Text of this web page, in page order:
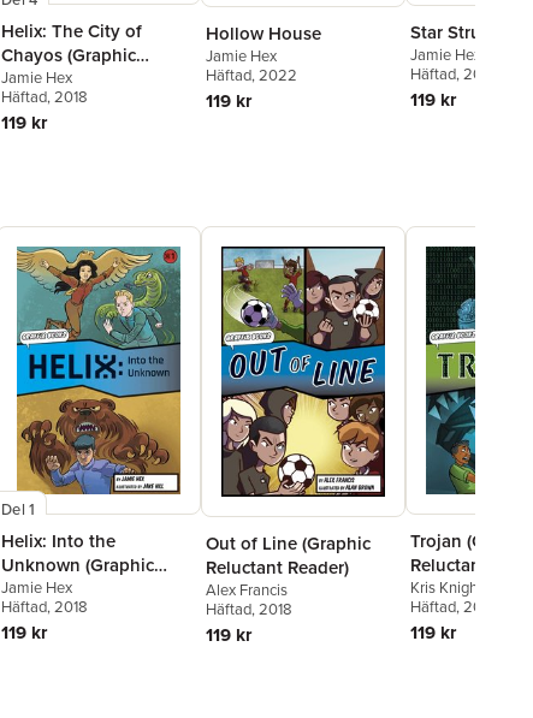
Helix: The City of
Chayos (Graphic
Reluctant Reader)
Jamie Hex
Häftad, 2018
119 kr
Hollow House
Jamie Hex
Häftad, 2022
119 kr
Star Struck
Jamie Hex
Häftad, 2023
119 kr
Del 1
Helix: Into the
Unknown (Graphic
Reluctant Reader)
Jamie Hex
Häftad, 2018
119 kr
Out of Line (Graphic
Reluctant Reader)
Alex Francis
Häftad, 2018
119 kr
Trojan
Reluctant
Kris Knight
Häftad, 2018
119 kr